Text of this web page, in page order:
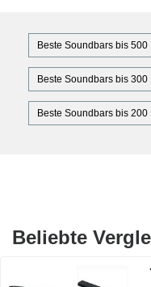
Beste Soundbars bis 500
Beste Soundbars bis 300
Beste Soundbars bis 200
Beliebte